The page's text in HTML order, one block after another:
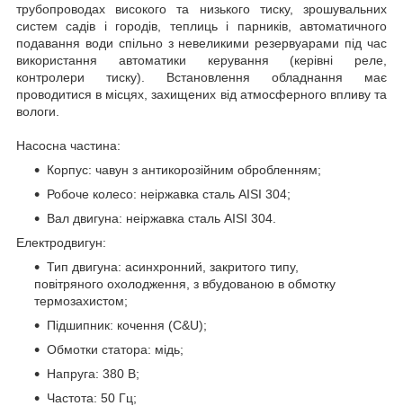
трубопроводах високого та низького тиску, зрошувальних
систем садів і городів, теплиць і парників, автоматичного
подавання води спільно з невеликими резервуарами під час
використання автоматики керування (керівні реле,
контролери тиску). Встановлення обладнання має
проводитися в місцях, захищених від атмосферного впливу та
вологи.
Насосна частина:
Корпус: чавун з антикорозійним обробленням;
Робоче колесо: неіржавка сталь AISI 304;
Вал двигуна: неіржавка сталь AISI 304.
Електродвигун:
Тип двигуна: асинхронний, закритого типу,
повітряного охолодження, з вбудованою в обмотку
термозахистом;
Підшипник: кочення (C&U);
Обмотки статора: мідь;
Напруга: 380 В;
Частота: 50 Гц;